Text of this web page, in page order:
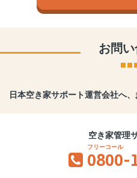
お問
日本空き家サポート運営会社へ、
空き家管理
0800-